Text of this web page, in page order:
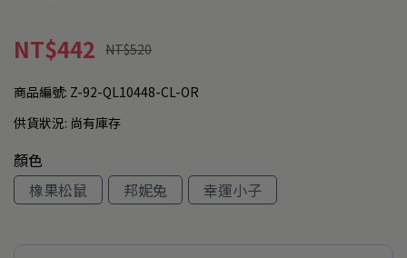
NT$442 NT$520
商品編號: Z-92-QL10448-CL-OR
供貨狀況: 尚有庫存
顏色
橡果松鼠
邦妮兔 幸運小子